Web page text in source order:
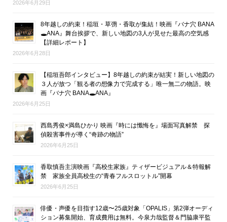
2026年6月29日
8年越しの約束！稲垣・草彅・香取が集結！映画『バナ穴 BANA
🕳ANA』舞台挨拶で、新しい地図の3人が見せた最高の空気感
【詳細レポート】
2026年6月28日
【稲垣吾郎インタビュー】8年越しの約束が結実！新しい地図の
３人が放つ「観る者の想像力で完成する」唯一無二の物語。映
画『バナ穴 BANA🕳ANA』
2026年6月25日
西島秀俊×満島ひかり 映画『時には懺悔を』場面写真解禁 探
偵殺害事件が導く“奇跡の物語”
2026年6月25日
香取慎吾主演映画『高校生家族』ティザービジュアル＆特報解
禁 家族全員高校生の“青春フルスロットル”開幕
2026年6月25日
俳優・声優を目指す12歳〜25歳対象「OPALIS」第2弾オーディ
ション募集開始、育成費用は無料。今泉力哉監督＆門脇康平監